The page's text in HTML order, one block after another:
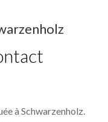
à Schwarzenholz.